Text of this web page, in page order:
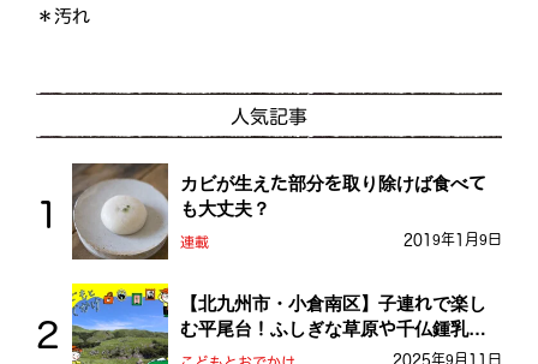
＊汚れ
人気記事
カビが生えた部分を取り除けば食べて
も大丈夫？
連載 2019年1月9日
【北九州市・小倉南区】子連れで楽し
む平尾台！ふしぎな草原や千仏鍾乳洞
を探検しよう！ 2025年9月11日